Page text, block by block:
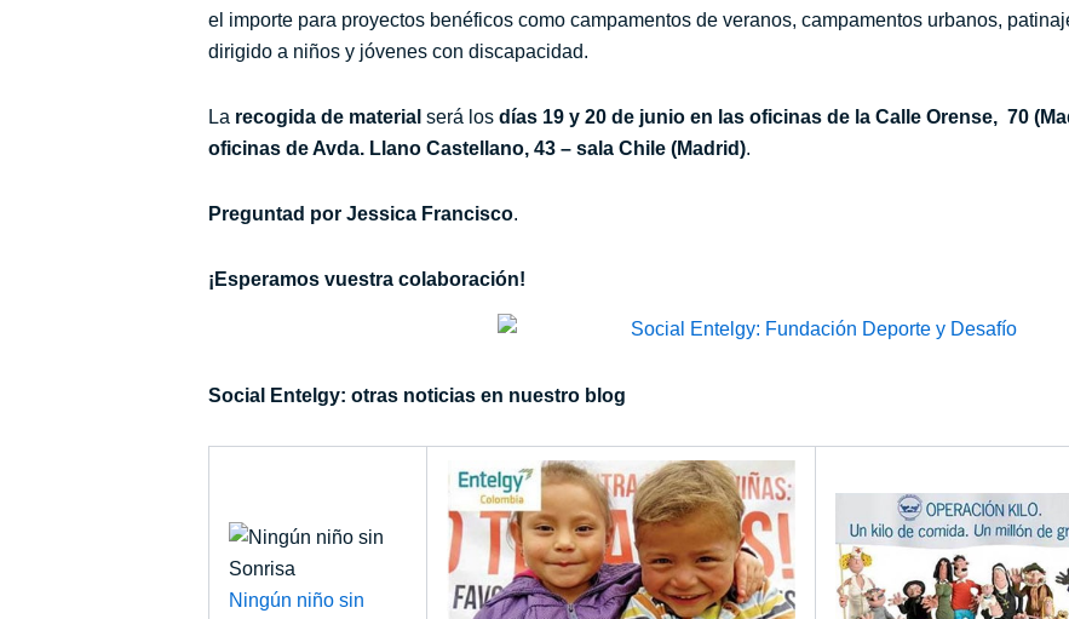
el importe para proyectos benéficos como campamentos de veranos, campamentos urbanos,
dirigido a niños y jóvenes con discapacidad.
La recogida de material será los días 19 y 20 de junio en las oficinas de la Calle Orense, 70
oficinas de Avda. Llano Castellano, 43 – sala Chile (Madrid).
Preguntad por Jessica Francisco.
¡Esperamos vuestra colaboración!
Social Entelgy: otras noticias en nuestro blog
Ningún niño sin